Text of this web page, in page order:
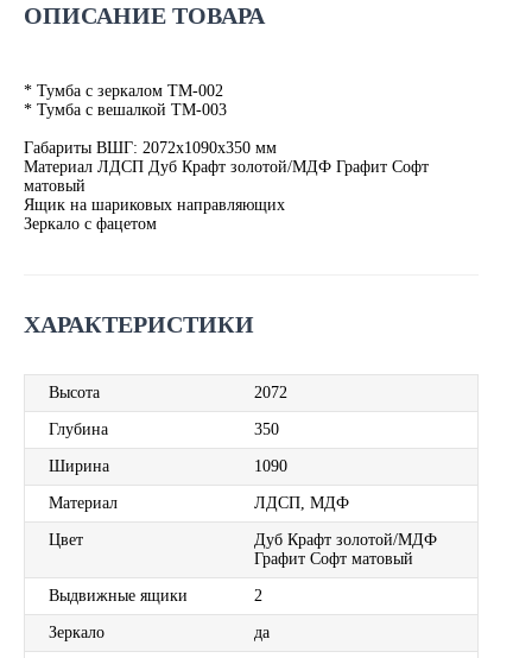
ОПИСАНИЕ ТОВАРА
* Тумба с зеркалом ТМ-002
* Тумба с вешалкой ТМ-003
Габариты ВШГ: 2072х1090х350 мм
Материал ЛДСП Дуб Крафт золотой/МДФ Графит Софт
матовый
Ящик на шариковых направляющих
Зеркало с фацетом
ХАРАКТЕРИСТИКИ
Высота 2072
Глубина 350
Ширина 1090
Материал ЛДСП, МДФ
Цвет
Дуб Крафт золотой/МДФ
Графит Софт матовый
Выдвижные ящики 2
Зеркало да